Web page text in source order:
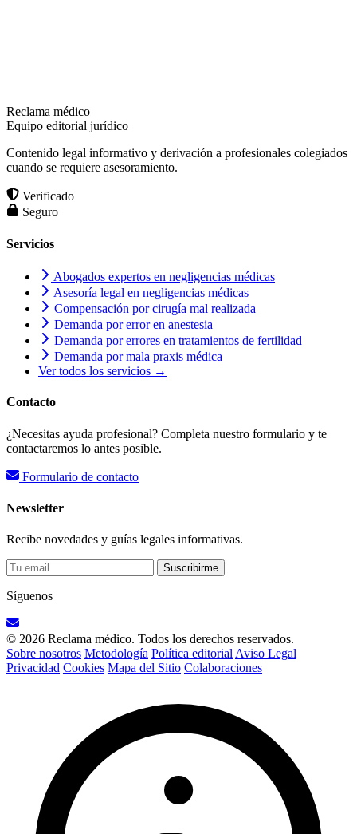
Reclama médico
Equipo editorial jurídico
Contenido legal informativo y derivación a profesionales colegiados
cuando se requiere asesoramiento.
Verificado
Seguro
Servicios
Abogados expertos en negligencias médicas
Asesoría legal en negligencias médicas
Compensación por cirugía mal realizada
Demanda por error en anestesia
Demanda por errores en tratamientos de fertilidad
Demanda por mala praxis médica
Ver todos los servicios →
Contacto
¿Necesitas ayuda profesional? Completa nuestro formulario y te
contactaremos lo antes posible.
Formulario de contacto
Newsletter
Recibe novedades y guías legales informativas.
Suscribirme
Síguenos
© 2026 Reclama médico. Todos los derechos reservados.
Sobre nosotros Metodología Política editorial Aviso Legal
Privacidad Cookies Mapa del Sitio Colaboraciones